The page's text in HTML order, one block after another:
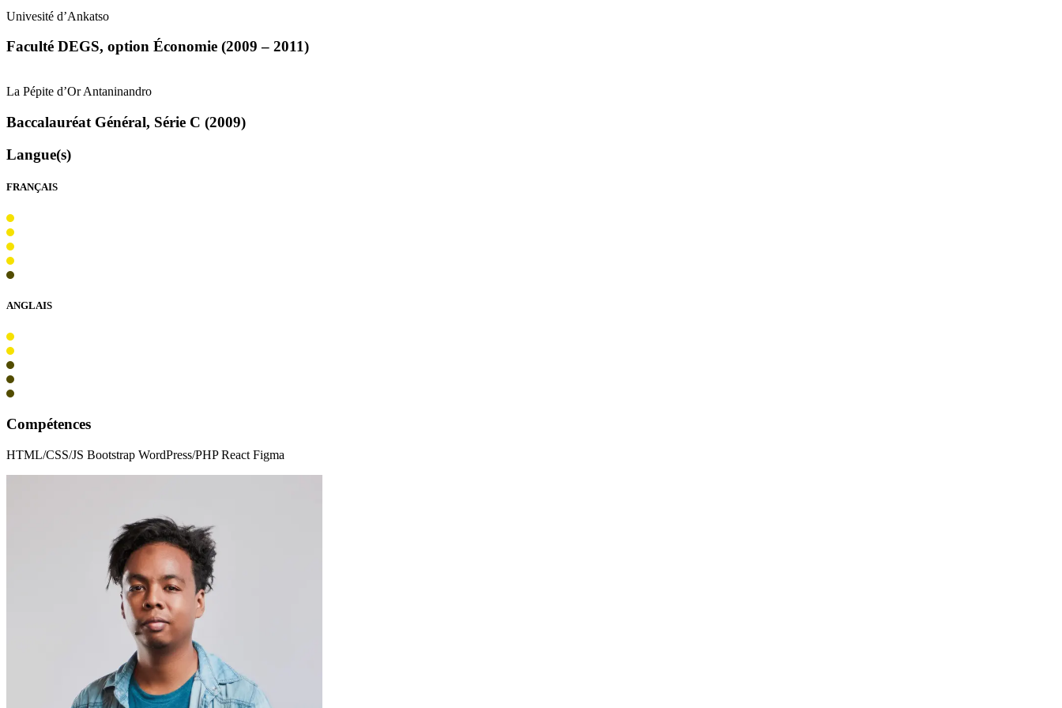
Univesité d’Ankatso
Faculté DEGS, option Économie (2009 – 2011)
La Pépite d’Or Antaninandro
Baccalauréat Général, Série C (2009)
Langue(s)
FRANÇAIS
ANGLAIS
Compétences
HTML/CSS/JS Bootstrap WordPress/PHP React Figma